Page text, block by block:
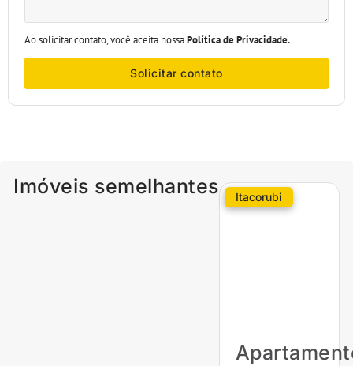
Ao solicitar contato, você aceita nossaPolítica de Privacidade.
Solicitar contato
Imóveis semelhantes Itacorubi